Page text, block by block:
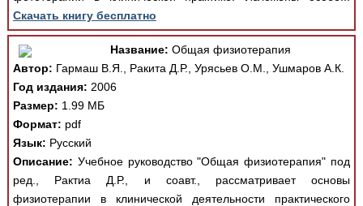
Скачать книгу бесплатно
Название: Общая физиотерапия
Автор: Гармаш В.Я., Ракита Д.Р., Урясьев О.М., Ушмаров А.К.
Год издания: 2006
Размер: 1.99 МБ
Формат: pdf
Язык: Русский
Описание: Учебное руководство "Общая физиотерапия" под
ред., Рактиа Д.Р., и соавт., рассматривает основы
физиотерапии в клинической деятельности практического